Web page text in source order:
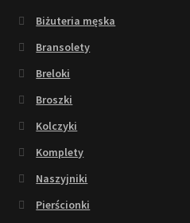
Biżuteria męska
Bransolety
Breloki
Broszki
Kolczyki
Komplety
Naszyjniki
Pierścionki